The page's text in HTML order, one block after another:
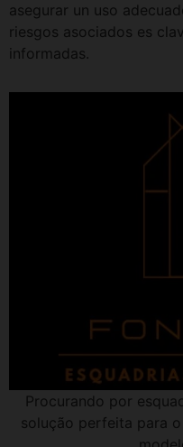
asegurar un uso
riesgos asociados es
informadas.
Procurando por
solução perfeita para